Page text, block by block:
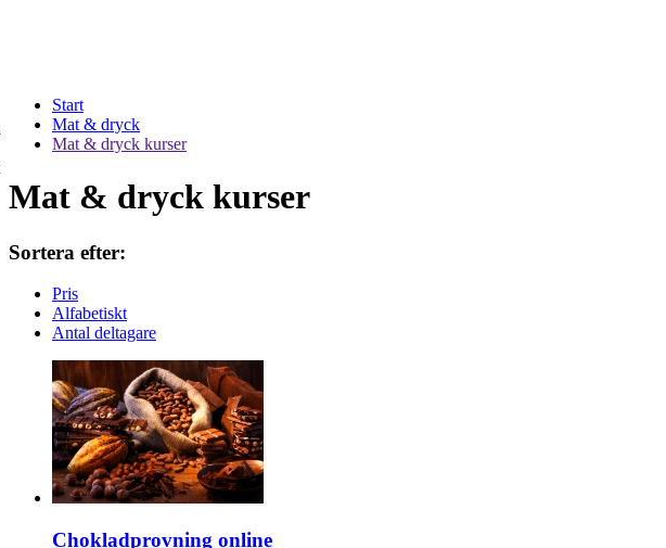
Start
Mat & dryck
Mat & dryck kurser
Mat & dryck kurser
Sortera efter:
Pris
Alfabetiskt
Antal deltagare
Chokladprovning online